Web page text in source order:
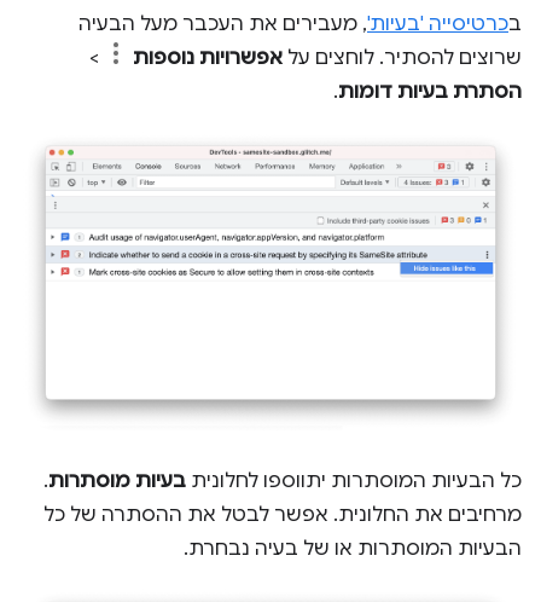
בכרטיסייה 'בעיות', מעבירים את העכבר מעל הבעיה
שרוצים להסתיר. לוחצים על אפשרויות נוספות
>
הסתרת בעיות דומות.
כל הבעיות המוסתרות יתווספו לחלונית בעיות מוסתרות.
מרחיבים את החלונית. אפשר לבטל את ההסתרה של כל
הבעיות המוסתרות או של בעיה נבחרת.